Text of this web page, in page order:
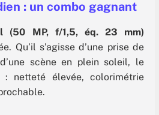
: un combo gagnant
(50 MP, f/1,5, éq. 23 mm)
Qu’il s’agisse d’une prise de
scène en plein soleil, le
netteté élevée, colorimétrie